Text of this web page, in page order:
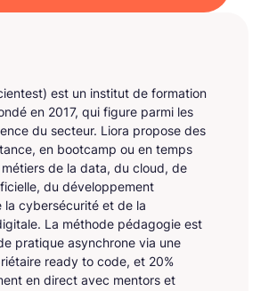
est un institut de formation
en 2017, qui figure parmi les
du secteur. Liora propose des
en bootcamp ou en temps
de la data, du cloud, de
du développement
la cybersécurité et de la
La méthode pédagogie est
pratique asynchrone via une
ready to code, et 20%
en direct avec mentors et